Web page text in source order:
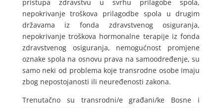
pristupa zdravstvu u svrhu prilagobe spola,
nepokrivanje troškova prilagodbe spola u drugim
državama iz fonda zdravstvenog osiguranja,
nepokrivanje troškova hormonalne terapije iz fonda
zdravstvenog osiguranja, nemogućnost promjene
oznake spola na osnovu prava na samoodređenje, su
samo neki od problema koje transrodne osobe imaju
zbog nepostojanosti ili neuređenosti zakona.
Trenutačno su transrodni/e građani/ke Bosne i